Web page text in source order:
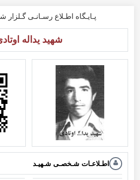
پـایـگاه اطـلاع رسـانـی گـلزار
شهید یداله
اطـلاعـات شـخصـی شـهیـد